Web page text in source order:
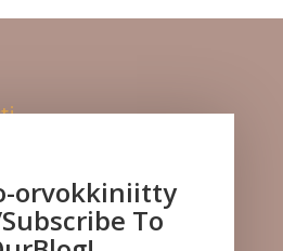
orvokkiniitty
To